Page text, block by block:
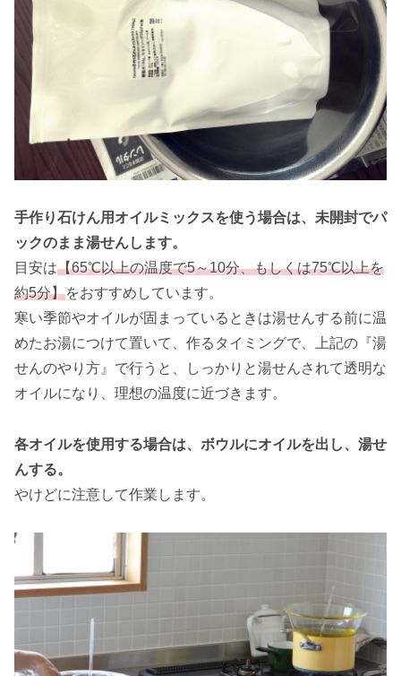
手作り石けん用オイルミックスを使う場合は、未開封でパ
ックのまま湯せんします。
目安は【65℃以上の温度で5～10分、もしくは75℃以上を
約5分】をおすすめしています。
寒い季節やオイルが固まっているときは湯せんする前に温
めたお湯につけて置いて、作るタイミングで、上記の『湯
せんのやり方』で行うと、しっかりと湯せんされて透明な
オイルになり、理想の温度に近づきます。
各オイルを使用する場合は、ボウルにオイルを出し、湯せ
んする。
やけどに注意して作業します。